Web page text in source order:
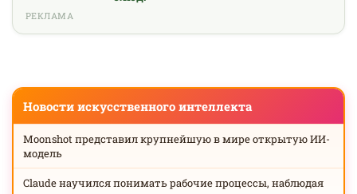
РЕКЛАМА
Новости искусственного интеллекта
Moonshot представил крупнейшую в мире открытую ИИ-
модель
Claude научился понимать рабочие процессы, наблюдая